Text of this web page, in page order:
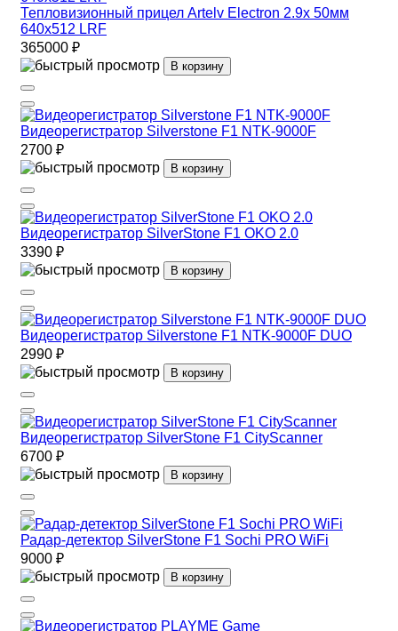
Тепловизионный прицел Artelv Electron 2.9x 50мм
640x512 LRF
365000 ₽
В корзину
Видеорегистратор Silverstone F1 NTK-9000F
2700 ₽
В корзину
Видеорегистратор SilverStone F1 OKO 2.0
3390 ₽
В корзину
Видеорегистратор Silverstone F1 NTK-9000F DUO
2990 ₽
В корзину
Видеорегистратор SilverStone F1 CityScanner
6700 ₽
В корзину
Радар-детектор SilverStone F1 Sochi PRO WiFi
9000 ₽
В корзину